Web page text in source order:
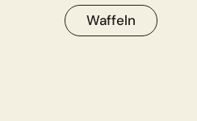
Waffeln